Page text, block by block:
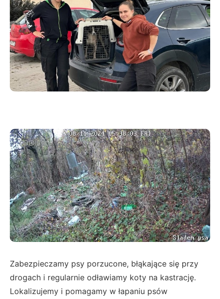
Zabezpieczamy psy porzucone, błąkające się przy
drogach i regularnie odławiamy koty na kastrację.
Lokalizujemy i pomagamy w łapaniu psów